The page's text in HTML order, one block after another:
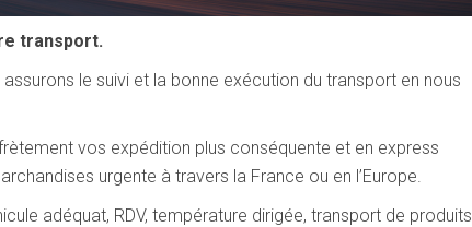
transport.
le suivi et la bonne exécution du transport en nous
vos expédition plus conséquente et en express
urgente à travers la France ou en l’Europe.
adéquat, RDV, température dirigée, transport de produits